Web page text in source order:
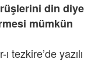
din diye
mümkün
tezkire’de yazılı